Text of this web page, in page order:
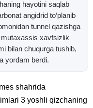
hayotini saqlab
angidrid to‘planib
tunnel qazishga
mutaxassis xavfsizlik
bilan chuqurga tushib,
yordam berdi.
shahrida
3 yoshli qizchaning